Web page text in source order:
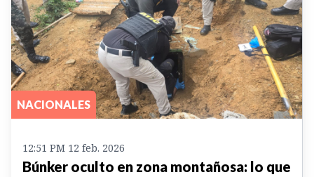
NACIONALES
12:51 PM 12 feb. 2026
Búnker oculto en zona montañosa: lo que